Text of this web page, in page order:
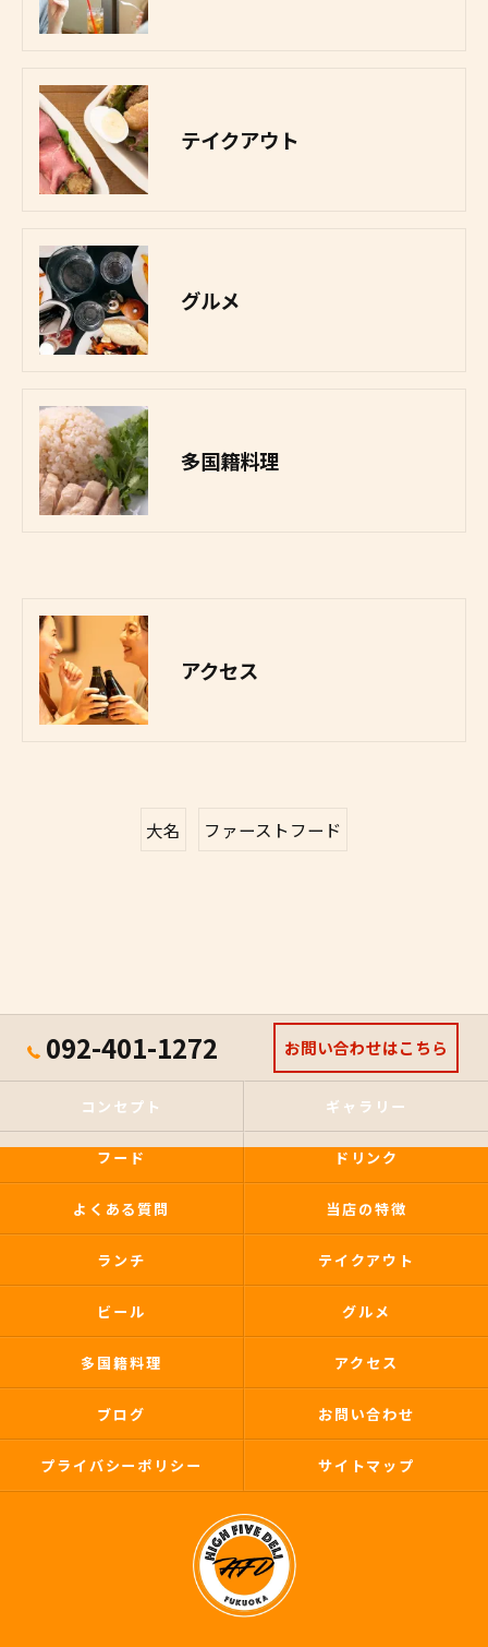
テイクアウト
グルメ
多国籍料理
アクセス
大名 ファーストフード
092-401-1272 お問い合わせはこちら
コンセプト ギャラリー
フード ドリンク
よくある質問 当店の特徴
ランチ テイクアウト
ビール グルメ
多国籍料理 アクセス
ブログ お問い合わせ
プライバシーポリシー サイトマップ